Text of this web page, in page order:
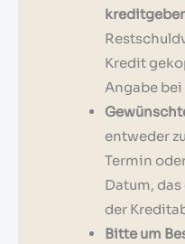
Kredit
Angabe
entweder
Termin
Datum,
der
Bitte um